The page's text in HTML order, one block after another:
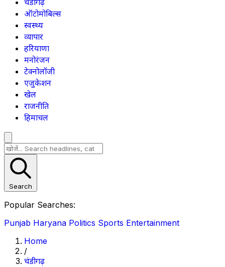
चंडीगढ़
ऑटोमोबिल्स
स्वस्थ्य
व्यापार
हरियाणा
मनोरंजन
टेक्नोलॉजी
एजुकेशन
खेल
राजनीति
हिमाचल
Search
Popular Searches:
Punjab Haryana Politics Sports Entertainment
Home
/
चंडीगढ़